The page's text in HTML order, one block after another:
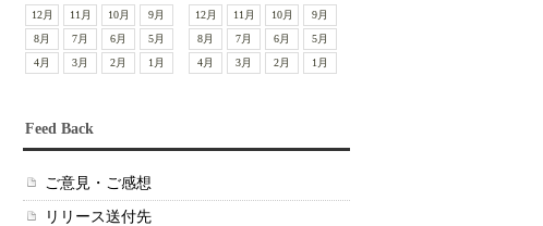
12月 11月 10月
9月
8月
7月 6月
5月
4月
3月 2月 1月
12月 11月 10月
9月
8月
7月 6月
5月
4月
3月 2月 1月
Feed Back
ご意見・ご感想
リリース送付先